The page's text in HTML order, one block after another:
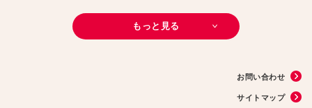
#30代の転職#Meets！#チームビルディング#お金
#リモートワーク
#パラレルキャリア#D＆I
#大木亜希子
#生産性アップ#恋愛#不妊治療#人事#アナウンサー
#タスク管理
もっと見る
お問い合わせ
サイトマップ